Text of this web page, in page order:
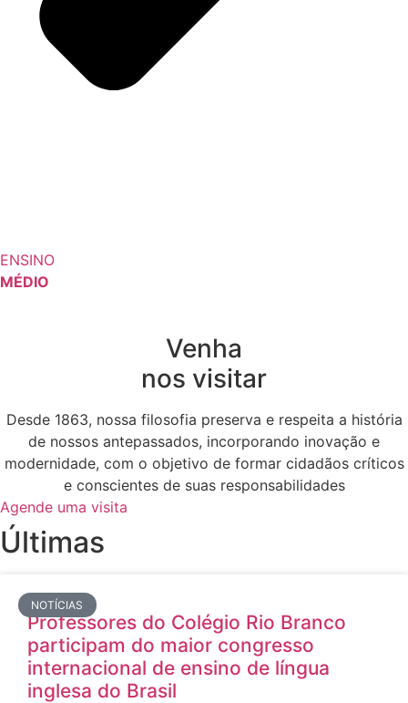
ENSINO
MÉDIO
Venha
nos visitar
Desde 1863, nossa filosofia preserva e respeita a história
de nossos antepassados, incorporando inovação e
modernidade, com o objetivo de formar cidadãos críticos
e conscientes de suas responsabilidades
Agende uma visita
Últimas
NOTÍCIAS
Professores do Colégio Rio Branco
participam do maior congresso
internacional de ensino de língua
inglesa do Brasil